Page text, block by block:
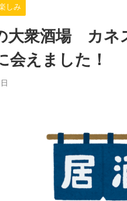
しみ
大衆酒場 カネ
会えました！